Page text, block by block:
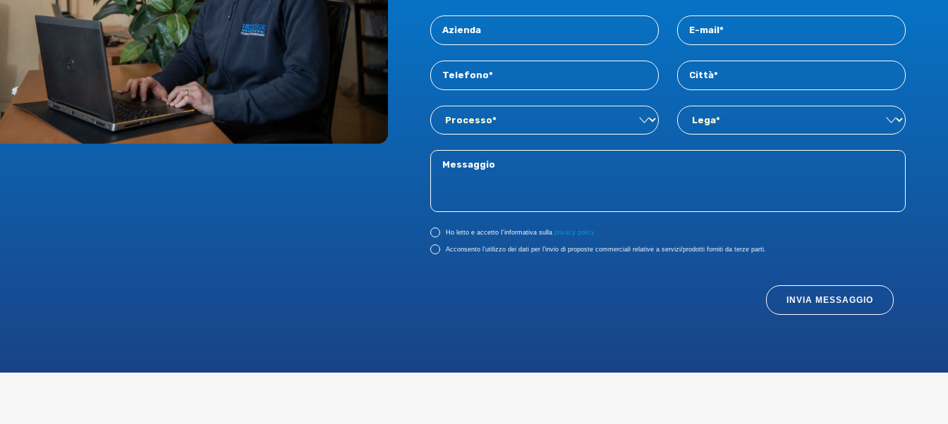
Ho letto e accetto I'informativa sulla privacy policy
Acconsento l’utilizzo dei dati per l’invio di proposte commerciali relative a servizi/prodotti forniti da terze parti.
INVIA MESSAGGIO